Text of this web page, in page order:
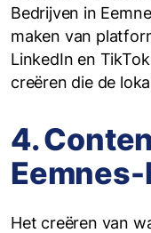
Bedrijven in
maken van
LinkedIn en
creëren die de
4.
Het creëren van